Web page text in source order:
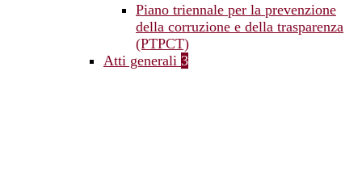
Piano triennale per la prevenzione
della corruzione e della trasparenza
(PTPCT)
Atti generali 3